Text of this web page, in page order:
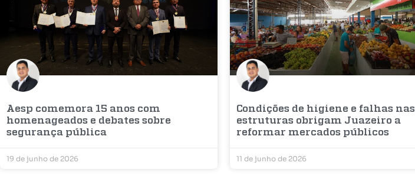
Aesp comemora 15 anos com
homenageados e debates sobre
segurança pública
19 de junho de 2026
Condições de higiene e falhas nas
estruturas obrigam Juazeiro a
reformar mercados públicos
11 de junho de 2026